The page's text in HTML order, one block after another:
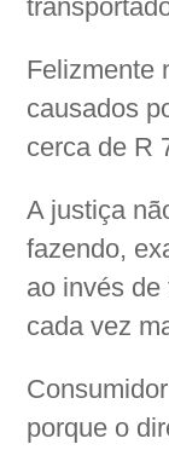
Felizmente
causados
cerca de R
A justiça
fazendo,
ao invés
cada vez
porque o